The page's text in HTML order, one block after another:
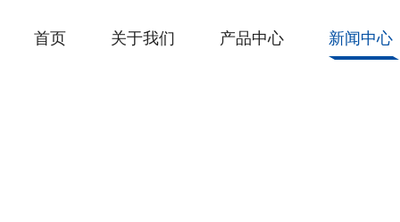
首页 关于我们 产品中心 新闻中心